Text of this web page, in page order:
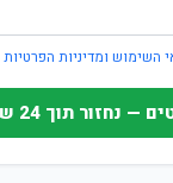
השימוש ומדיניות הפרטיות
נחזור תוך 24 שעות